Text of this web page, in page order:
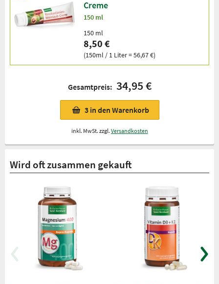
Creme
150 ml
150 ml
8,50 €
(150ml / 1 Liter = 56,67 €)
Gesamtpreis: 34,95 €
3 in den Warenkorb
inkl. MwSt. zzgl. Versandkosten
Wird oft zusammen gekauft